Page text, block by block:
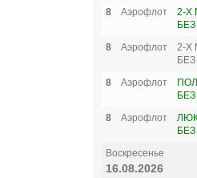
8
Аэрофлот
2-Х
8
Аэрофлот
2-Х
8
Аэрофлот
8
Аэрофлот
Воскресенье
16.08.2026